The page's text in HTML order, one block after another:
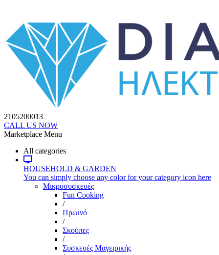
2105200013
CALL US NOW
Marketplace Menu
All categories
HOUSEHOLD & GARDEN
You can simply choose any color for your category icon here
Μικροσυσκευές
Fun Cooking
/
Πρωινό
/
Σκούπες
/
Συσκευές Μαγειρικής